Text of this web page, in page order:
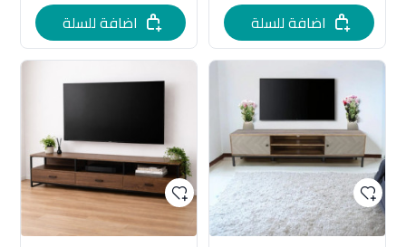
اضافة للسلة اضافة للسلة